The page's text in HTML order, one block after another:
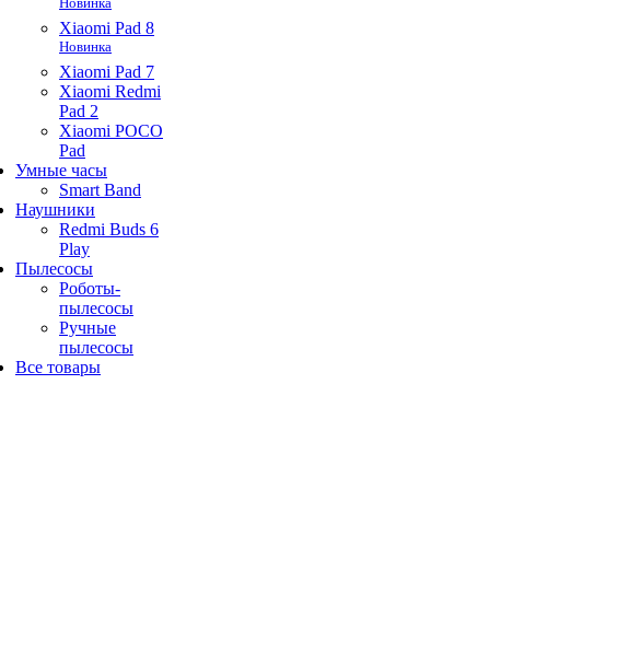
Xiaomi Pad 8
Новинка
Xiaomi Pad 7
Xiaomi Redmi
Pad 2
Xiaomi POCO
Pad
Умные часы
Smart Band
Наушники
Redmi Buds 6
Play
Пылесосы
Роботы-
пылесосы
Ручные
пылесосы
Все товары